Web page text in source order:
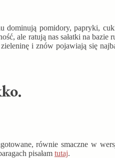
pomidory, papryki,
ale ratują nas sałatki na
i znów pojawiają się
równie smaczne w
pisałam tutaj.